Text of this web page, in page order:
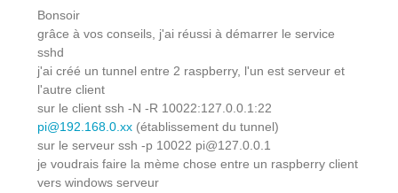
Bonsoir
grâce à vos conseils, j'ai réussi à démarrer le service
sshd
j'ai créé un tunnel entre 2 raspberry, l'un est serveur et
l'autre client
sur le client ssh -N -R 10022:127.0.0.1:22
pi@192.168.0.xx (établissement du tunnel)
sur le serveur ssh -p 10022 pi@127.0.0.1
je voudrais faire la mème chose entre un raspberry client
vers windows serveur